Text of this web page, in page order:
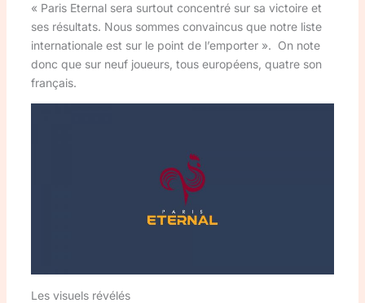
« Paris Eternal sera surtout concentré sur sa victoire et
ses résultats. Nous sommes convaincus que notre liste
internationale est sur le point de l’emporter ». On note
donc que sur neuf joueurs, tous européens, quatre son
français.
Les visuels révélés